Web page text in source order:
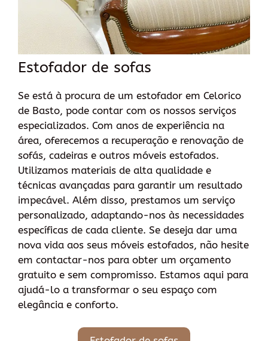
Estofador de sofas
Se está à procura de um estofador em Celorico
de Basto, pode contar com os nossos serviços
especializados. Com anos de experiência na
área, oferecemos a recuperação e renovação de
sofás, cadeiras e outros móveis estofados.
Utilizamos materiais de alta qualidade e
técnicas avançadas para garantir um resultado
impecável. Além disso, prestamos um serviço
personalizado, adaptando-nos às necessidades
específicas de cada cliente. Se deseja dar uma
nova vida aos seus móveis estofados, não hesite
em contactar-nos para obter um orçamento
gratuito e sem compromisso. Estamos aqui para
ajudá-lo a transformar o seu espaço com
elegância e conforto.